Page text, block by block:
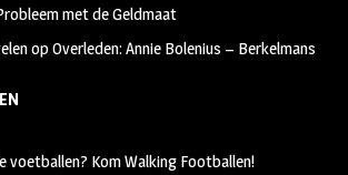
met de Geldmaat
opOverleden: Annie Bolenius – Berkelmans
voetballen? Kom Walking Footballen!